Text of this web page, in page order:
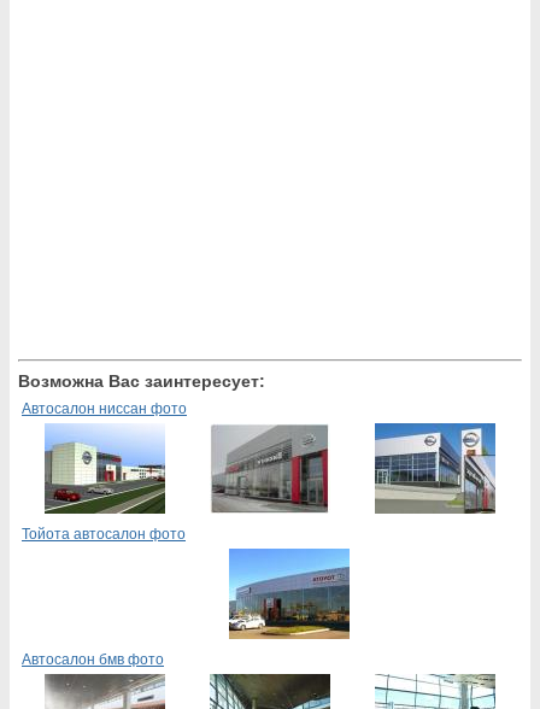
Возможна Вас заинтересует:
Автосалон ниссан фото
Тойота автосалон фото
Автосалон бмв фото